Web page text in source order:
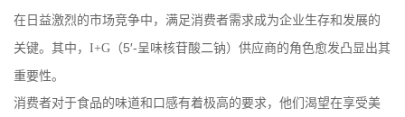
在日益激烈的市场竞争中，满足消费者需求成为企业生存和发展的
关键。其中，I+G （5′-呈味核苷酸二钠）供应商的角色愈发凸显出其
重要性。
消费者对于食品的味道和口感有着极高的要求，他们渴望在享受美